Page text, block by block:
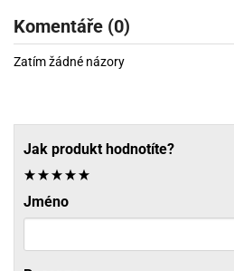
Komentáře (0)
Zatím žádné názory
Jak produkt hodnotíte?
Jméno